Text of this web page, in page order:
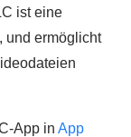
ist eine
und ermöglicht
App in App